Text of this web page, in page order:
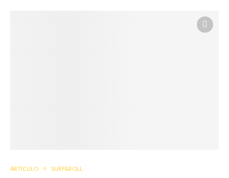
ARTÍCULO SURF&ROLL